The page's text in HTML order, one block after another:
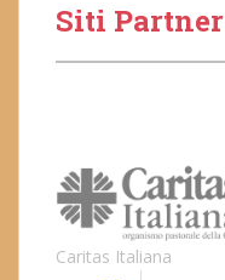
Siti Partner
Caritas Italiana